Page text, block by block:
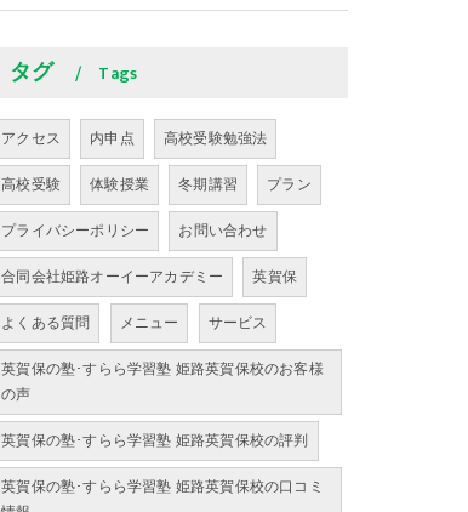
タグ Tags
アクセス 内申点
高校受験勉強法
高校受験
体験授業 冬期講習
プラン
プライバシーポリシー
お問い合わせ
合同会社姫路オーイーアカデミー
英賀保
よくある質問
メニュー
サービス
英賀保の塾･すらら学習塾 姫路英賀保校のお客様
の声
英賀保の塾･すらら学習塾 姫路英賀保校の評判
英賀保の塾･すらら学習塾 姫路英賀保校の口コミ